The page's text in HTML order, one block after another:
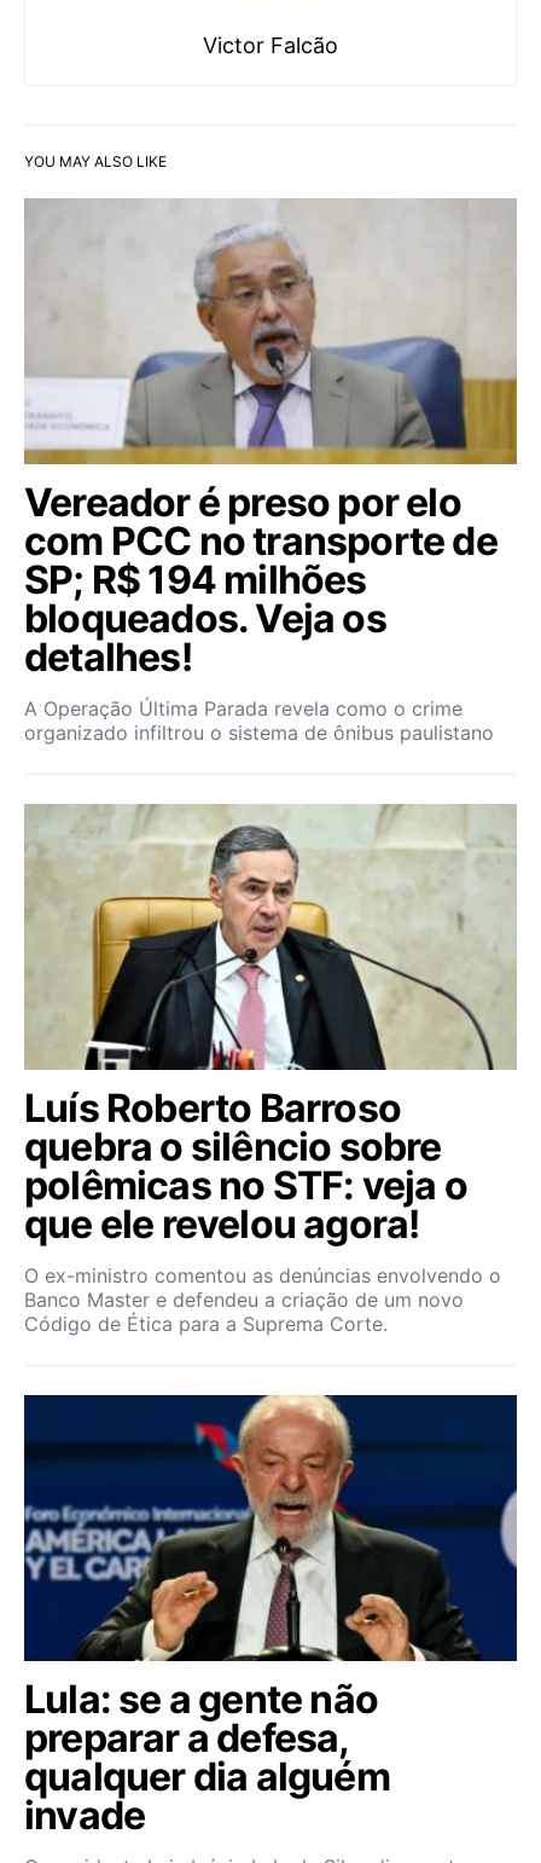
Victor Falcão
YOU MAY ALSO LIKE
Vereador é preso por elo
com PCC no transporte de
SP; R$ 194 milhões
bloqueados. Veja os
detalhes!
A Operação Última Parada revela como o crime
organizado infiltrou o sistema de ônibus paulistano
Luís Roberto Barroso
quebra o silêncio sobre
polêmicas no STF: veja o
que ele revelou agora!
O ex-ministro comentou as denúncias envolvendo o
Banco Master e defendeu a criação de um novo
Código de Ética para a Suprema Corte.
Lula: se a gente não
preparar a defesa,
qualquer dia alguém
invade